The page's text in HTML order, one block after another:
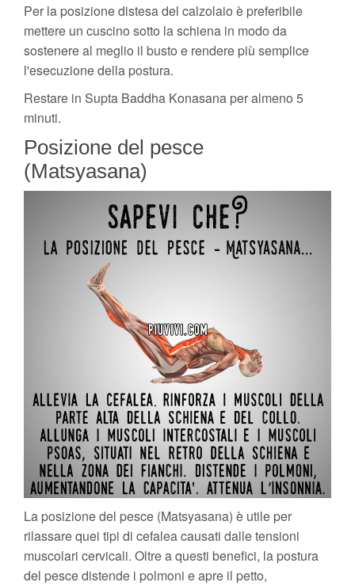
Per la posizione distesa del calzolaio è preferibile
mettere un cuscino sotto la schiena in modo da
sostenere al meglio il busto e rendere più semplice
l'esecuzione della postura.
Restare in Supta Baddha Konasana per almeno 5
minuti.
Posizione del pesce
(Matsyasana)
La posizione del pesce (Matsyasana) è utile per
rilassare quei tipi di cefalea causati dalle tensioni
muscolari cervicali. Oltre a questi benefici, la postura
del pesce distende i polmoni e apre il petto,